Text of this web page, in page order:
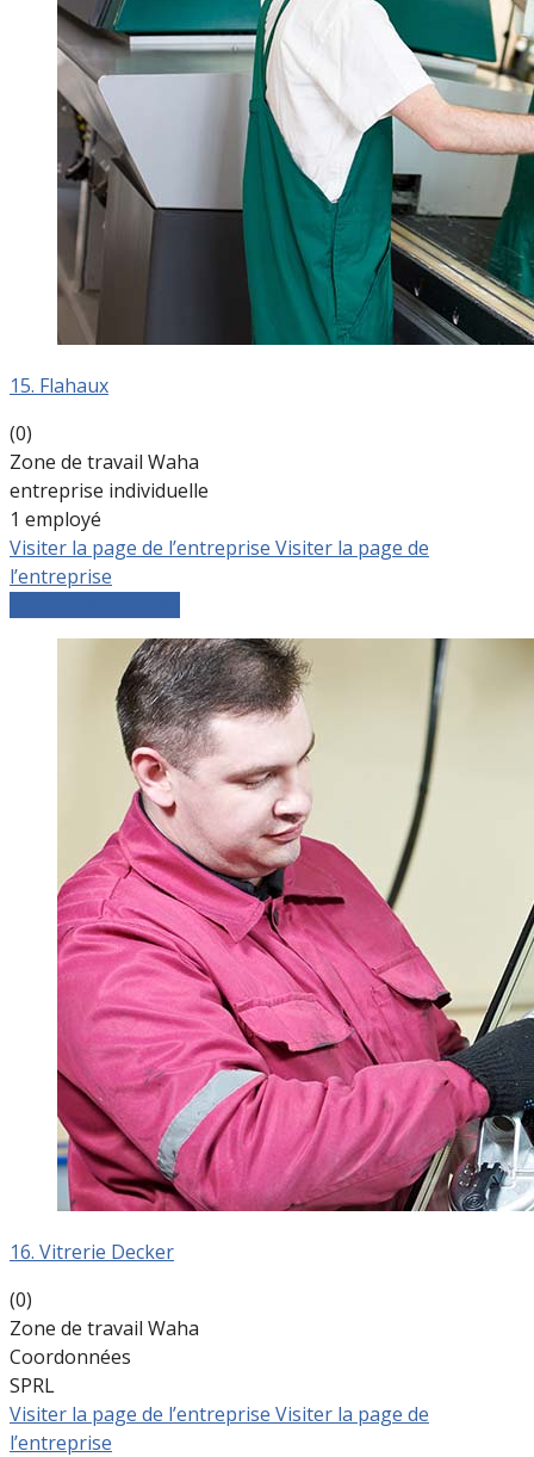
15. Flahaux
(0)
Zone de travail Waha
entreprise individuelle
1 employé
Visiter la page de l’entreprise Visiter la page de
l’entreprise
16. Vitrerie Decker
(0)
Zone de travail Waha
Coordonnées
SPRL
Visiter la page de l’entreprise Visiter la page de
l’entreprise